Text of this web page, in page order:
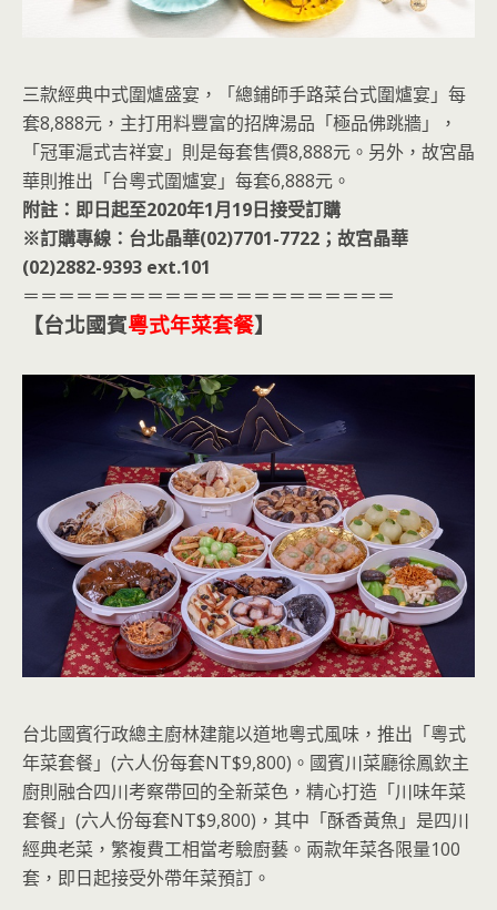
三款經典中式圍爐盛宴，「總鋪師手路菜台式圍爐宴」每
套8,888元，主打用料豐富的招牌湯品「極品佛跳牆」，
「冠軍滬式吉祥宴」則是每套售價8,888元。另外，故宮晶
華則推出「台粵式圍爐宴」每套6,888元。
附註：即日起至2020年1月19日接受訂購
※訂購專線：台北晶華(02)7701-7722；故宮晶華
(02)2882-9393 ext.101
＝＝＝＝＝＝＝＝＝＝＝＝＝＝＝＝＝＝＝＝＝
【台北國賓粵式年菜套餐】
台北國賓行政總主廚林建龍以道地粵式風味，推出「粵式
年菜套餐」(六人份每套NT$9,800)。國賓川菜廳徐鳳欽主
廚則融合四川考察帶回的全新菜色，精心打造「川味年菜
套餐」(六人份每套NT$9,800)，其中「酥香黃魚」是四川
經典老菜，繁複費工相當考驗廚藝。兩款年菜各限量100
套，即日起接受外帶年菜預訂。